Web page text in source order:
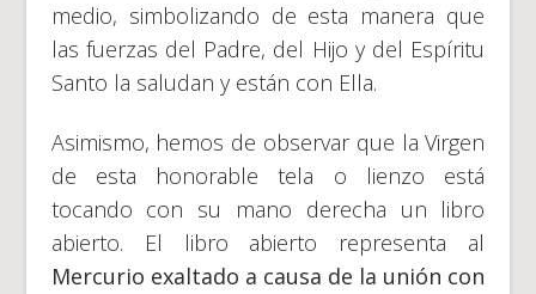
medio, simbolizando de esta manera que
las fuerzas del Padre, del Hijo y del Espíritu
Santo la saludan y están con Ella.
Asimismo, hemos de observar que la Virgen
de esta honorable tela o lienzo está
tocando con su mano derecha un libro
abierto. El libro abierto representa al
Mercurio exaltado a causa de la unión con